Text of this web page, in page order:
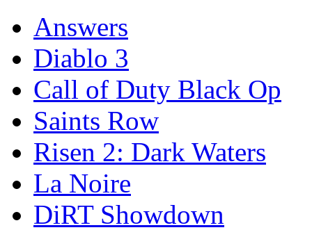
Answers
Diablo 3
Call of Duty Black Op
Saints Row
Risen 2: Dark Waters
La Noire
DiRT Showdown